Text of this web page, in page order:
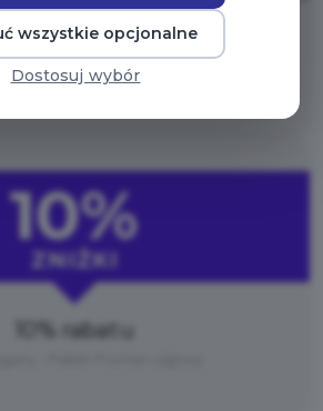
10% rabatu
: Pakiet Poznań
10%
ZNIŻKI
10% rabatu
wszystkie opcjonalne
Dostosuj wybór